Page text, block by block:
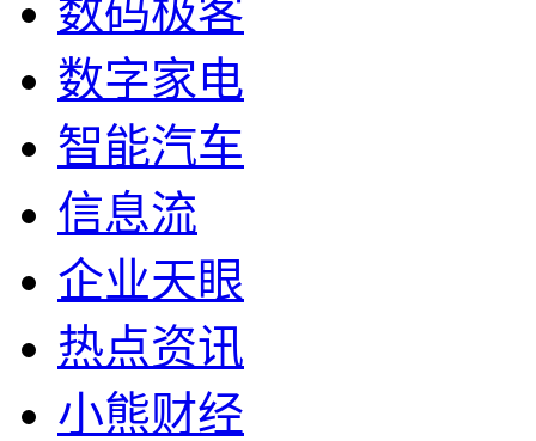
数码极客
数字家电
智能汽车
信息流
企业天眼
热点资讯
小熊财经